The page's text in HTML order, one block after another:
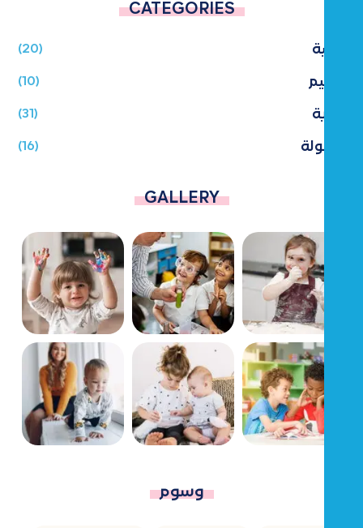
CATEGORIES
تربية (20)
تعليم (10)
رعاية (31)
طفولة (16)
GALLERY
وسوم